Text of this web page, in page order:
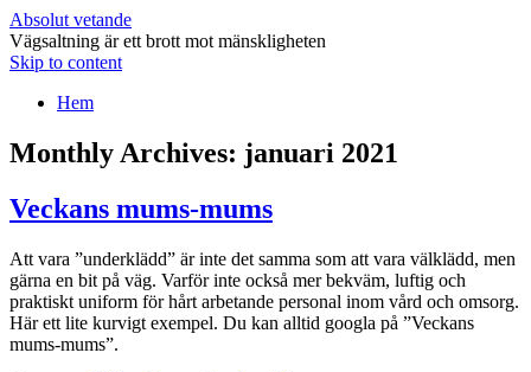
Absolut vetande
Vägsaltning är ett brott mot mänskligheten
Skip to content
Hem
Monthly Archives: januari 2021
Veckans mums-mums
Att vara ”underklädd” är inte det samma som att vara välklädd, men
gärna en bit på väg. Varför inte också mer bekväm, luftig och
praktiskt uniform för hårt arbetande personal inom vård och omsorg.
Här ett lite kurvigt exempel. Du kan alltid googla på ”Veckans
mums-mums”.